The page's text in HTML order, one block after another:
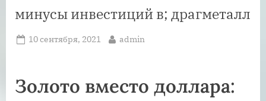
минусы инвестиций в; драгметалл
Posted
10 сентября, 2021 By
admin
Золото вместо доллара: